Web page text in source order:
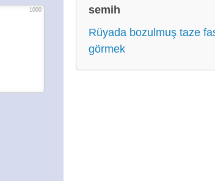
1000
semih
Rüyada bozulmuş taze
görmek